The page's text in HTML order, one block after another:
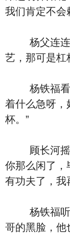
我们肯定不会
杨父连连点
艺，那可是杠
杨铁福看顾
着什么急呀，
杯。”
顾长河摇头
你那么闲了，
有功夫了，我
杨铁福听着
哥的黑脸，他